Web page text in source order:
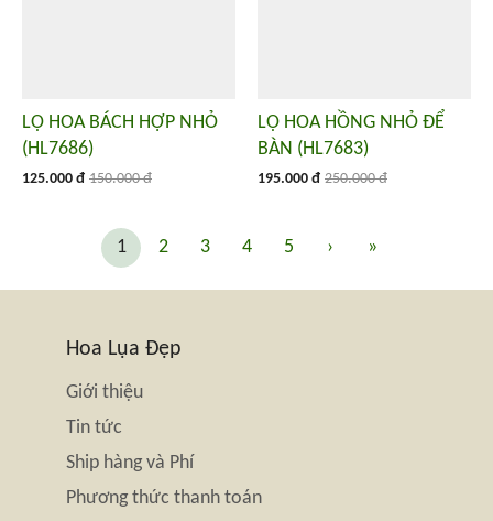
LỌ HOA BÁCH HỢP NHỎ
(HL7686)
125.000 đ 150.000 đ
LỌ HOA HỒNG NHỎ ĐỂ
BÀN (HL7683)
195.000 đ 250.000 đ
1 2 3 4 5 › »
Hoa Lụa Đẹp
Giới thiệu
Tin tức
Ship hàng và Phí
Phương thức thanh toán